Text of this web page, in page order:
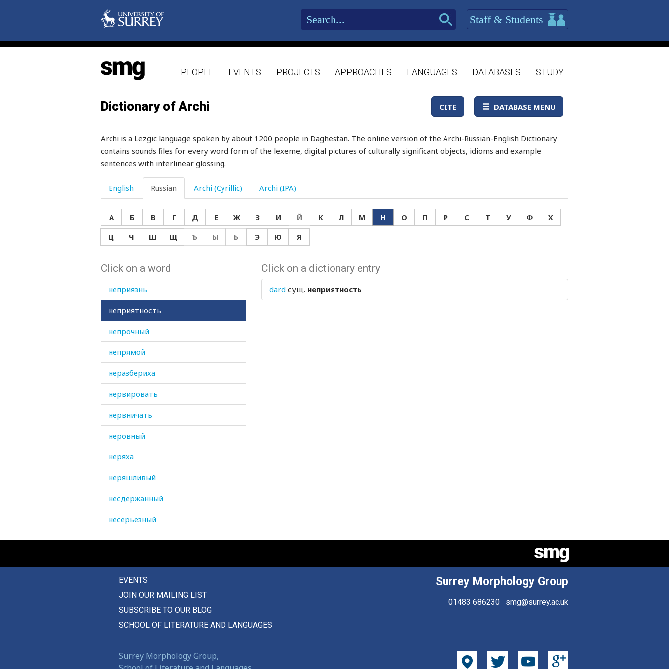
Staff & Students
PEOPLE EVENTS PROJECTS APPROACHES LANGUAGES DATABASES STUDY
Dictionary of Archi CITE DATABASE MENU
Archi is a Lezgic language spoken by about 1200 people in Daghestan. The online version of the Archi-Russian-English Dictionary
contains sounds files for every word form of the lexeme, digital pictures of culturally significant objects, idioms and example
sentences with interlinear glossing.
English Russian Archi (Cyrillic) Archi (IPA)
А Б В Г Д Е Ж З И Й К Л М Н О П Р С Т У Ф
Х
Ц
Ч Ш Щ Ъ Ы Ь Э Ю Я
Click on a word
неохотно
неподатливый
непоротливый
непоседа
непослушный
непохожий
непочтительный
неправдами
неправильным
неприкосновенный
неприрученный
неприязнь
неприятность
непрочный
непрямой
неразбериха
нервировать
нервничать
неровный
неряха
неряшливый
несдержанный
несерьезный
несколько
нести
несчастье
нет
Click on a dictionary entry
dard сущ. неприятность
EVENTS
JOIN OUR MAILING LIST
SUBSCRIBE TO OUR BLOG
SCHOOL OF LITERATURE AND LANGUAGES
Surrey Morphology Group
01483 686230 smg@surrey.ac.uk
Surrey Morphology Group,